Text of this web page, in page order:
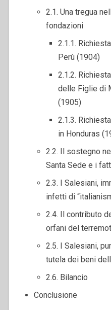
2.1. Una tregua
fondazioni
2.1.1.
Perù (1904)
2.1.2.
delle Figlie di
(1905)
2.1.3.
in Honduras
2.2. Il sostegno
Santa Sede e i
2.3. I Salesiani,
infetti di
2.4. Il contributo
orfani del
2.5. I Salesiani,
tutela dei beni
2.6. Bilancio
Conclusione